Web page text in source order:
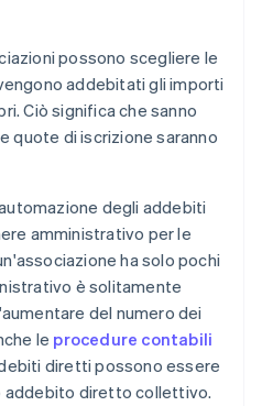
possono scegliere le
addebitati gli importi
Ciò significa che sanno
quote di iscrizione saranno
degli addebiti
amministrativo per le
ha solo pochi
è solitamente
del numero dei
le procedure contabili
diretti possono essere
addebito diretto collettivo.